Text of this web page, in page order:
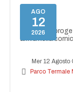
AGO
12
2026
NAIMA
NAIMA, il
arriva nella
Mer 12 Agosto
Parco Termale